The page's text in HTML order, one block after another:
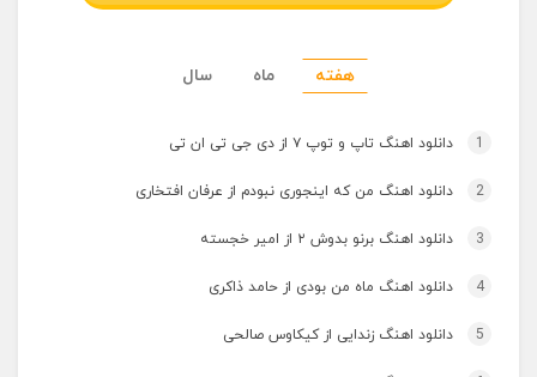
هفته ماه سال
1 دانلود اهنگ تاپ و توپ ۷ از دی جی تی ان تی
2 دانلود اهنگ من که اینجوری نبودم از عرفان افتخاری
3 دانلود اهنگ برنو بدوش ۲ از امیر خجسته
4 دانلود اهنگ ماه من بودی از حامد ذاکری
5 دانلود اهنگ زندایی از کیکاوس صالحی